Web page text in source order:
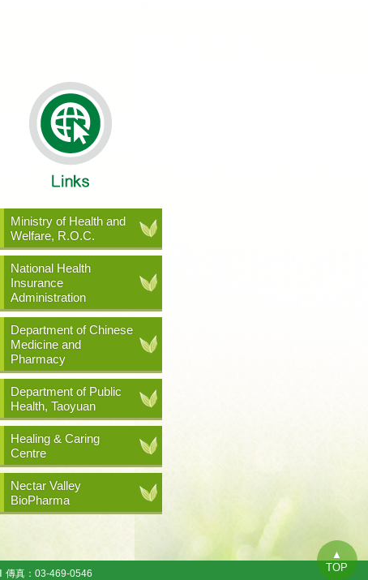
Ministry of Health and
Welfare, R.O.C.
National Health
Insurance
Administration
Department of Chinese
Medicine and
Pharmacy
Department of Public
Health, Taoyuan
Healing & Caring
Centre
Nectar Valley
BioPharma
傳真：03-469-0546
▲
TOP